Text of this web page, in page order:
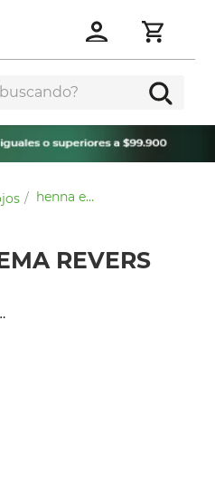
henna en crema revers black
REVERS